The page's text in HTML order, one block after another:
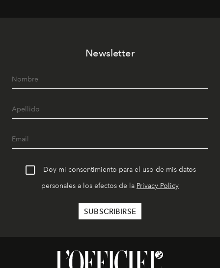
Newsletter
Doy mi consentimiento para el uso de mis datos
personales a los efectos de la Privacy Policy